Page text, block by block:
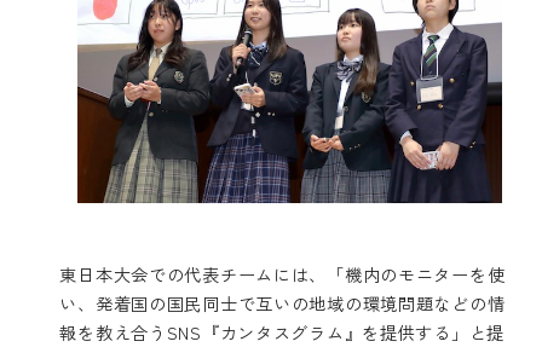
東日本大会での代表チームには、「機内のモニターを使
い、発着国の国民同士で互いの地域の環境問題などの情
報を教え合うSNS『カンタスグラム』を提供する」と提